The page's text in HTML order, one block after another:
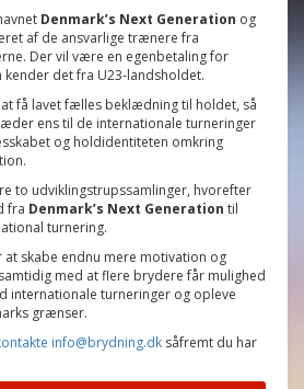
Denmark’s Next Generation og
af de ansvarlige trænere fra
Der vil være en egenbetaling for
kender det fra U23-landsholdet.
få lavet fælles beklædning til holdet, så
ens til de internationale turneringer
og holdidentiteten omkring
to udviklingstrupssamlinger, hvorefter
fra Denmark’s Next Generation til
turnering.
skabe endnu mere motivation og
med at flere brydere får mulighed
internationale turneringer og opleve
grænser.
info@brydning.dk såfremt du har